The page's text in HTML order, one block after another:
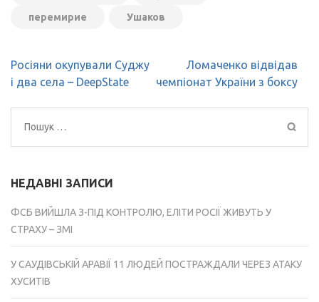
перемирие Ушаков
Навігація
записів
Росіяни окупували Суджу
і два села – DeepState
Ломаченко відвідав
чемпіонат України з боксу
Пошук:
НЕДАВНІ ЗАПИСИ
ФСБ ВИЙШЛА З-ПІД КОНТРОЛЮ, ЕЛІТИ РОСІЇ ЖИВУТЬ У
СТРАХУ – ЗМІ
У САУДІВСЬКІЙ АРАВІЇ 11 ЛЮДЕЙ ПОСТРАЖДАЛИ ЧЕРЕЗ АТАКУ
ХУСИТІВ